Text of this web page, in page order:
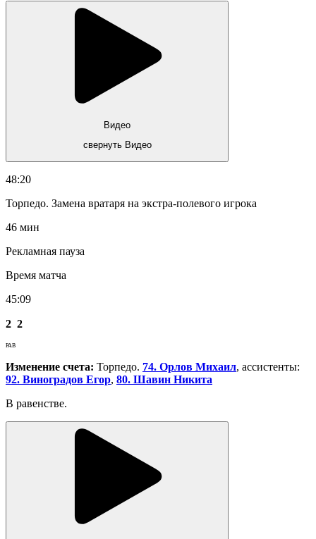
Видео
свернуть Видео
48:20
Торпедо. Замена вратаря на экстра-полевого игрока
46 мин
Рекламная пауза
Время матча
45:09
2 2
РАВ
Изменение счета: Торпедо. 74. Орлов Михаил, ассистенты:
92. Виноградов Егор, 80. Шавин Никита
В равенстве.